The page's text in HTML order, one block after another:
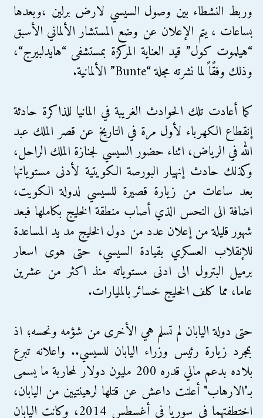
وربط النشطاء بين وصول السيسي لارض برلين ،وبعدها
بساعات ، يتم الإعلان عن وضع المستشار الألماني الأسبق
“هيلموت كول” قيد العناية المركزة بمستشفى “هايدلبيرج“،
وذلك وفقًاً لما نشرته مجلة “Bunte” الألمانية.
كما أعادت تلك الحوادث الغريبة في المانيا للذاكرة حادثة
إنقطاع الكهرباء لأول مرة في التاريخ عن قصر الملك عبد
الله في الرياض، اثناء حضور السيسي لجنازة الملك الراحل،
وكذلك حادث إنهيار البورصة الكويتية لأدنى مستوياتها
بعد ساعات من زيارة قصيرة للسيسي لدولة الكويت،
اضافة الى النحس الذي أصاب منطقة الخليج بكاملها فبعد
شهور قليلة من إعلان عدد من دول الخليج مد يد المساعدة
للإنقلاب العسكري بقيادة السيسي، حتى هوى اسعار
برميل البترول الى ادنى مستوياته منذ اكثر من عشرين
عاما، مما كلف الخليج خسائر بالمليارات.
حتى دولة اليابان لم تسلم هي الأخرى من شؤمه ونحسه؛ اذ
بمجرد زيارة رئيس وزراء اليابان للسيسي.. واعلانه تبرع
بلاده بدعم مالي قدره 200 مليون دوﻻر لمحاربة ما يسمى
بـ"اﻻرهاب" أعلنت داعش عن قتلها لرهينتيين من اليابان،
اختطفتهما في سوريا في أغسطس 2014، وكانت اليابان